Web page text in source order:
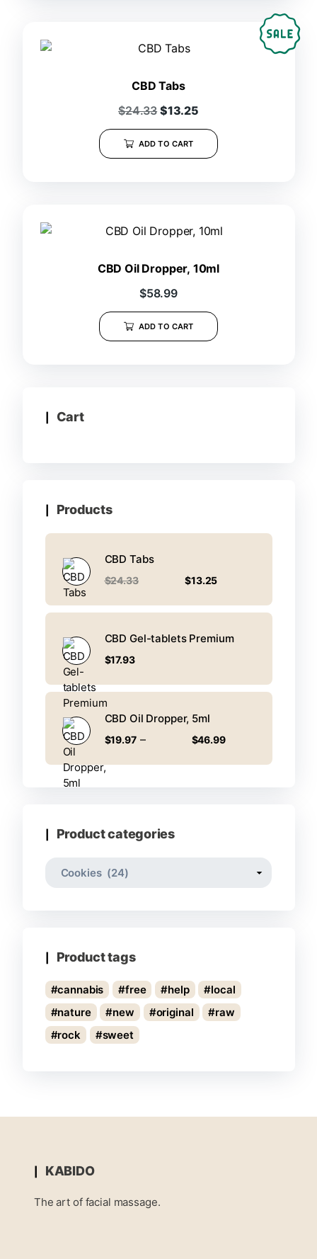
CBD Tabs
$24.33 $13.25
ADD TO CART
CBD Oil Dropper, 10ml
$58.99
ADD TO CART
Cart
Products
CBD Tabs
$24.33 $13.25
CBD Gel-tablets Premium
$17.93
CBD Oil Dropper, 5ml
$19.97 – $46.99
Product categories
Product tags
cannabis free help
local
nature
new original
raw
rock
sweet
KABIDO
The art of facial massage.